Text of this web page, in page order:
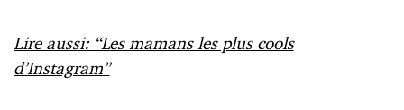
Lire aussi: “Les mamans les plus cools
d’Instagram”